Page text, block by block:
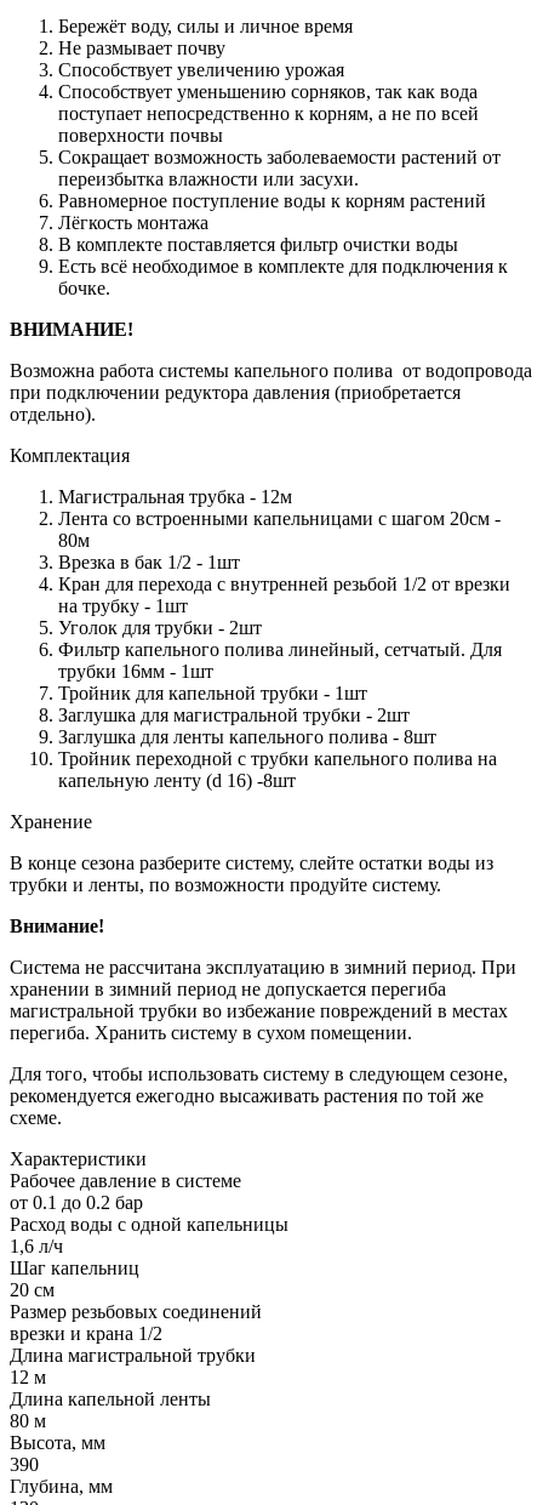
Бережёт воду, силы и личное время
Не размывает почву
Способствует увеличению урожая
Способствует уменьшению сорняков, так как вода
поступает непосредственно к корням, а не по всей
поверхности почвы
Сокращает возможность заболеваемости растений от
переизбытка влажности или засухи.
Равномерное поступление воды к корням растений
Лёгкость монтажа
В комплекте поставляется фильтр очистки воды
Есть всё необходимое в комплекте для подключения к
бочке.
ВНИМАНИЕ!
Возможна работа системы капельного полива от водопровода
при подключении редуктора давления (приобретается
отдельно).
Комплектация
Магистральная трубка - 12м
Лента со встроенными капельницами с шагом 20см -
80м
Врезка в бак 1/2 - 1шт
Кран для перехода с внутренней резьбой 1/2 от врезки
на трубку - 1шт
Уголок для трубки - 2шт
Фильтр капельного полива линейный, сетчатый. Для
трубки 16мм - 1шт
Тройник для капельной трубки - 1шт
Заглушка для магистральной трубки - 2шт
Заглушка для ленты капельного полива - 8шт
Тройник переходной с трубки капельного полива на
капельную ленту (d 16) -8шт
Хранение
В конце сезона разберите систему, слейте остатки воды из
трубки и ленты, по возможности продуйте систему.
Внимание!
Система не рассчитана эксплуатацию в зимний период. При
хранении в зимний период не допускается перегиба
магистральной трубки во избежание повреждений в местах
перегиба. Хранить систему в сухом помещении.
Для того, чтобы использовать систему в следующем сезоне,
рекомендуется ежегодно высаживать растения по той же
схеме.
Характеристики
Рабочее давление в системе
от 0.1 до 0.2 бар
Расход воды с одной капельницы
1,6 л/ч
Шаг капельниц
20 см
Размер резьбовых соединений
врезки и крана 1/2
Длина магистральной трубки
12 м
Длина капельной ленты
80 м
Высота, мм
390
Глубина, мм